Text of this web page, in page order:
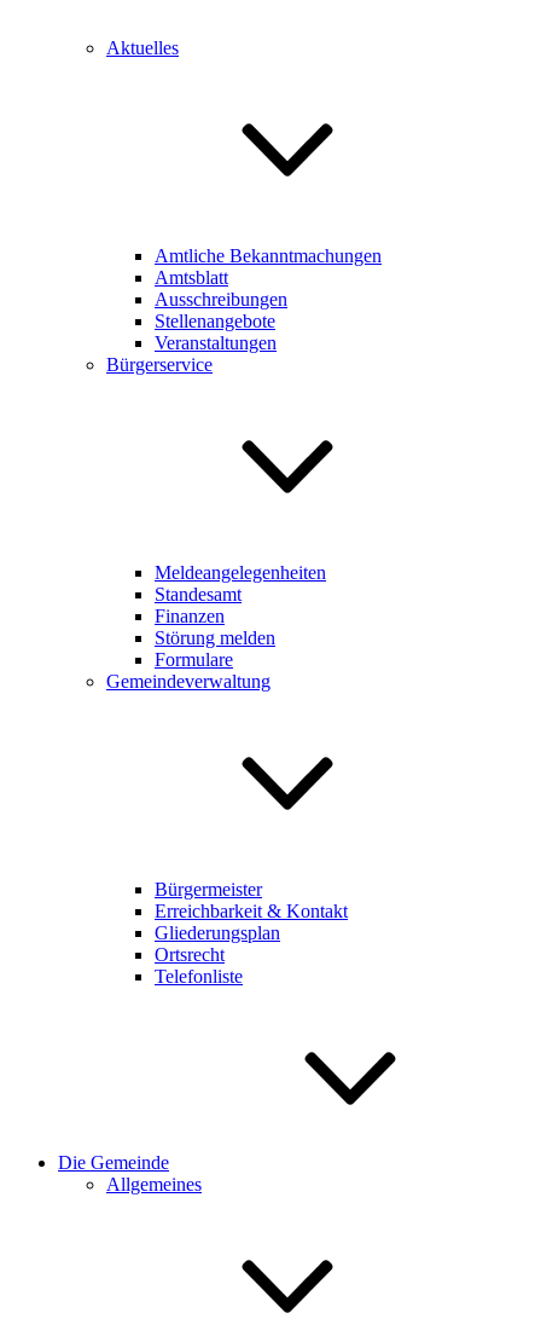
Aktuelles
Amtliche Bekanntmachungen
Amtsblatt
Ausschreibungen
Stellenangebote
Veranstaltungen
Bürgerservice
Meldeangelegenheiten
Standesamt
Finanzen
Störung melden
Formulare
Gemeindeverwaltung
Bürgermeister
Erreichbarkeit & Kontakt
Gliederungsplan
Ortsrecht
Telefonliste
Die Gemeinde
Allgemeines